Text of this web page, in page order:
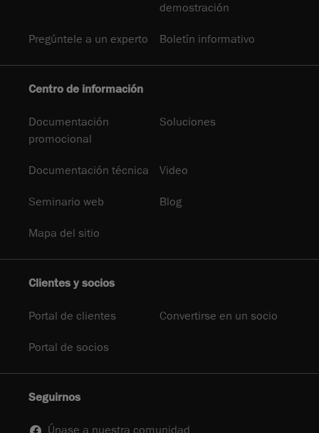
demostración
Pregúntele a un experto Boletín informativo
Centro de información
Documentación
promocional
Soluciones
Documentación técnica Video
Seminario web Blog
Mapa del sitio
Clientes y socios
Portal de clientes Convertirse en un socio
Portal de socios
Seguirnos